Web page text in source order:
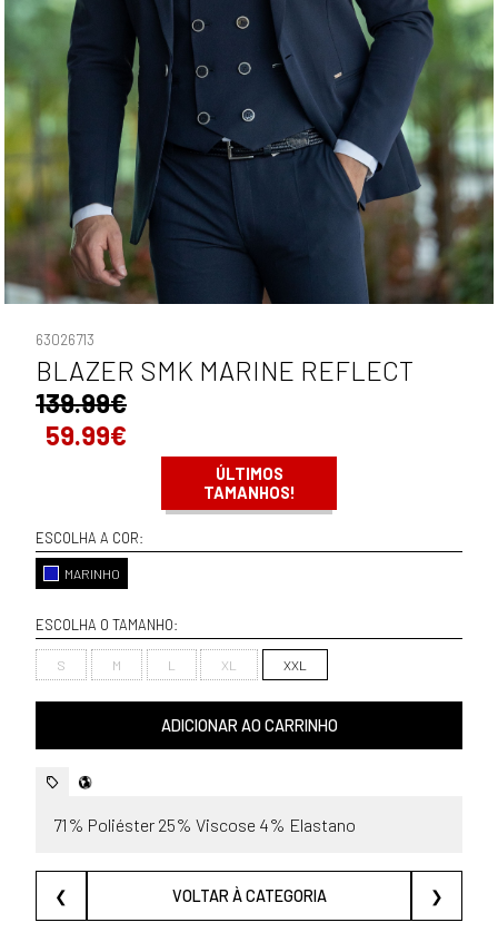
63026713
BLAZER SMK MARINE REFLECT
139.99€
59.99€
ÚLTIMOS
TAMANHOS!
ESCOLHA A COR:
MARINHO
ESCOLHA O TAMANHO:
S M L XL XXL
ADICIONAR AO CARRINHO
71% Poliéster 25% Viscose 4% Elastano
❮ VOLTAR À CATEGORIA ❯